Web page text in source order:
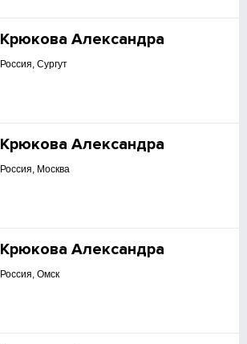
Крюкова Александра
Россия, Сургут
Крюкова Александра
Россия, Москва
Крюкова Александра
Россия, Омск